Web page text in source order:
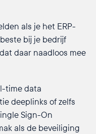
als je het ERP-
bij je bedrijf
daar naadloos mee
time data
deeplinks of zelfs
Sign-On
als de beveiliging